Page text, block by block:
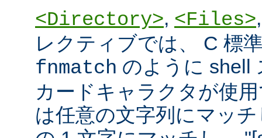
<Directory>, <Files>
レクティブでは、 C 標
fnmatch のように shell
カードキャラクタが使
は任意の文字列にマッ